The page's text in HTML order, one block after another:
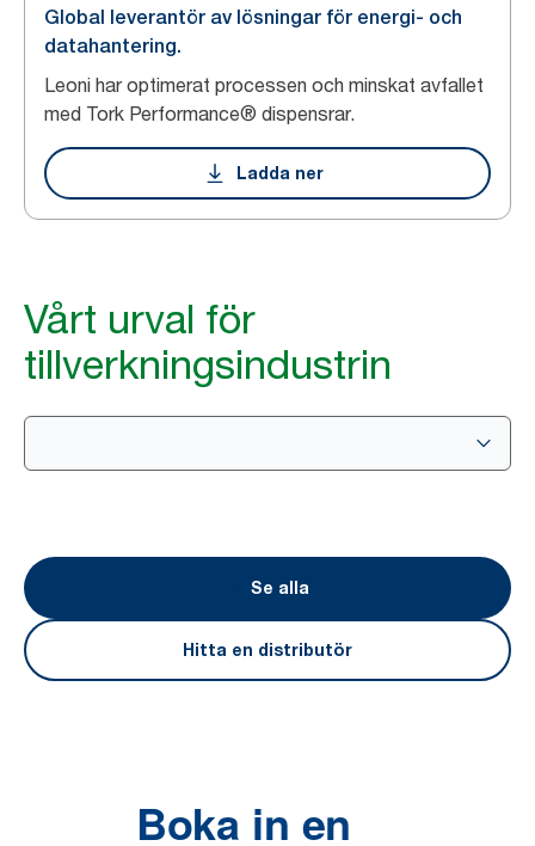
Global leverantör av lösningar för energi- och
datahantering.
Leoni har optimerat processen och minskat avfallet
med Tork Performance® dispensrar.
Ladda ner
Vårt urval för
tillverkningsindustrin
Se alla
Hitta en distributör